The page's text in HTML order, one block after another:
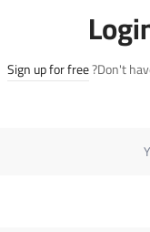
Don't
Sign up for free